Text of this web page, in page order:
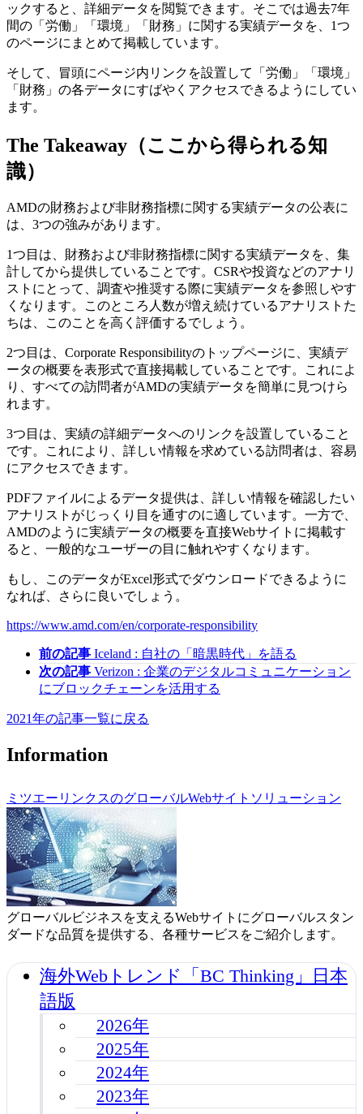
ックすると、詳細データを閲覧できます。そこでは過去7年
間の「労働」「環境」「財務」に関する実績データを、1つ
のページにまとめて掲載しています。
そして、冒頭にページ内リンクを設置して「労働」「環境」
「財務」の各データにすばやくアクセスできるようにしてい
ます。
The Takeaway（ここから得られる知
識）
AMDの財務および非財務指標に関する実績データの公表に
は、3つの強みがあります。
1つ目は、財務および非財務指標に関する実績データを、集
計してから提供していることです。CSRや投資などのアナリ
ストにとって、調査や推奨する際に実績データを参照しやす
くなります。このところ人数が増え続けているアナリストた
ちは、このことを高く評価するでしょう。
2つ目は、Corporate Responsibilityのトップページに、実績デ
ータの概要を表形式で直接掲載していることです。これによ
り、すべての訪問者がAMDの実績データを簡単に見つけら
れます。
3つ目は、実績の詳細データへのリンクを設置していること
です。これにより、詳しい情報を求めている訪問者は、容易
にアクセスできます。
PDFファイルによるデータ提供は、詳しい情報を確認したい
アナリストがじっくり目を通すのに適しています。一方で、
AMDのように実績データの概要を直接Webサイトに掲載す
ると、一般的なユーザーの目に触れやすくなります。
もし、このデータがExcel形式でダウンロードできるように
なれば、さらに良いでしょう。
https://www.amd.com/en/corporate-responsibility
前の記事 Iceland : 自社の「暗黒時代」を語る
次の記事 Verizon : 企業のデジタルコミュニケーション
にブロックチェーンを活用する
2021年の記事一覧に戻る
Information
ミツエーリンクスのグローバルWebサイトソリューション
グローバルビジネスを支えるWebサイトにグローバルスタン
ダードな品質を提供する、各種サービスをご紹介します。
海外Webトレンド「BC Thinking」日本
語版
2026年
2025年
2024年
2023年